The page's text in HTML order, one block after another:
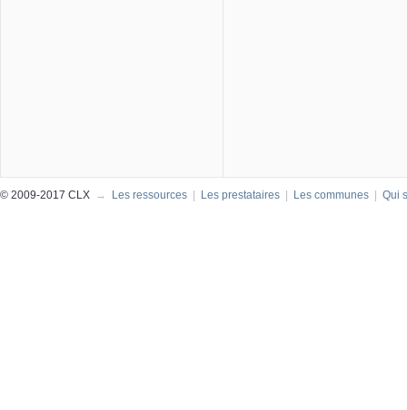
© 2009-2017 CLX → Les ressources Les prestataires Les communes Qui